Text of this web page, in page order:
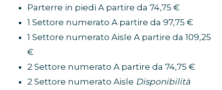
Parterre in piedi A partire da 74,75 €
1 Settore numerato A partire da 97,75 €
1 Settore numerato Aisle A partire da 109,25
€
2 Settore numerato A partire da 74,75 €
2 Settore numerato Aisle Disponibilità